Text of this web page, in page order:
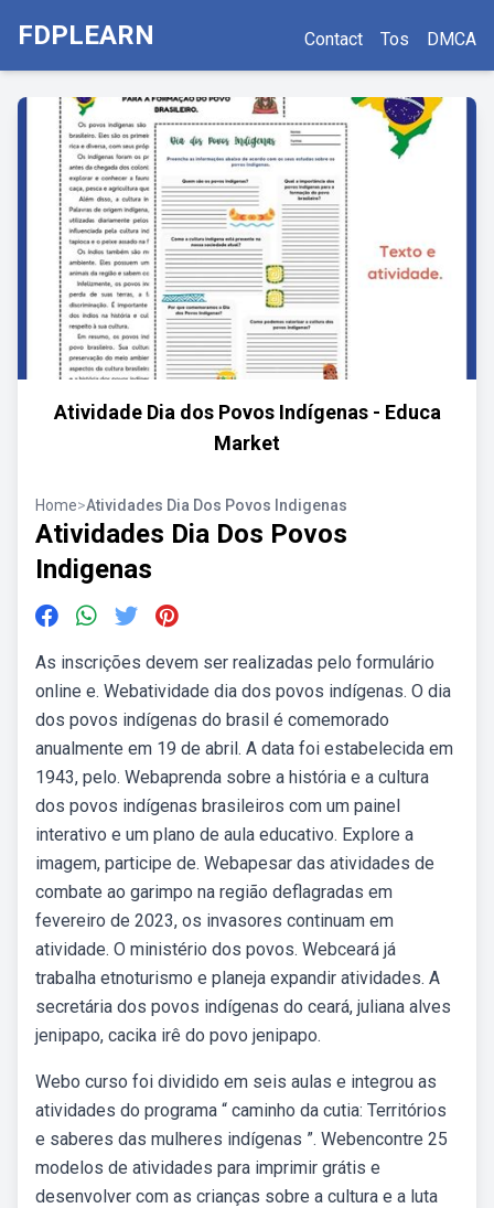
FDPLEARN Contact Tos DMCA
Atividade Dia dos Povos Indígenas - Educa
Market
Home>Atividades Dia Dos Povos Indigenas
Atividades Dia Dos Povos
Indigenas
As inscrições devem ser realizadas pelo formulário
online e. Webatividade dia dos povos indígenas. O dia
dos povos indígenas do brasil é comemorado
anualmente em 19 de abril. A data foi estabelecida em
1943, pelo. Webaprenda sobre a história e a cultura
dos povos indígenas brasileiros com um painel
interativo e um plano de aula educativo. Explore a
imagem, participe de. Webapesar das atividades de
combate ao garimpo na região deflagradas em
fevereiro de 2023, os invasores continuam em
atividade. O ministério dos povos. Webceará já
trabalha etnoturismo e planeja expandir atividades. A
secretária dos povos indígenas do ceará, juliana alves
jenipapo, cacika irê do povo jenipapo.
Webo curso foi dividido em seis aulas e integrou as
atividades do programa “ caminho da cutia: Territórios
e saberes das mulheres indígenas ”. Webencontre 25
modelos de atividades para imprimir grátis e
desenvolver com as crianças sobre a cultura e a luta